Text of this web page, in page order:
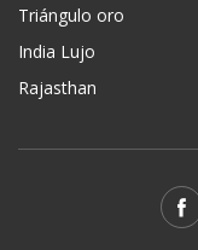
Triángulo oro
India Lujo
Rajasthan